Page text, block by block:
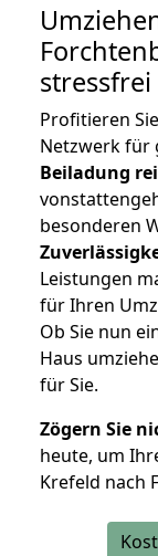
stressfrei
Profitieren
Netzwerk für
Beiladung
besonderen
Leistungen
für Ihren
Ob Sie nun
Haus
für Sie.
Zögern Sie
heute, um
Krefeld nach